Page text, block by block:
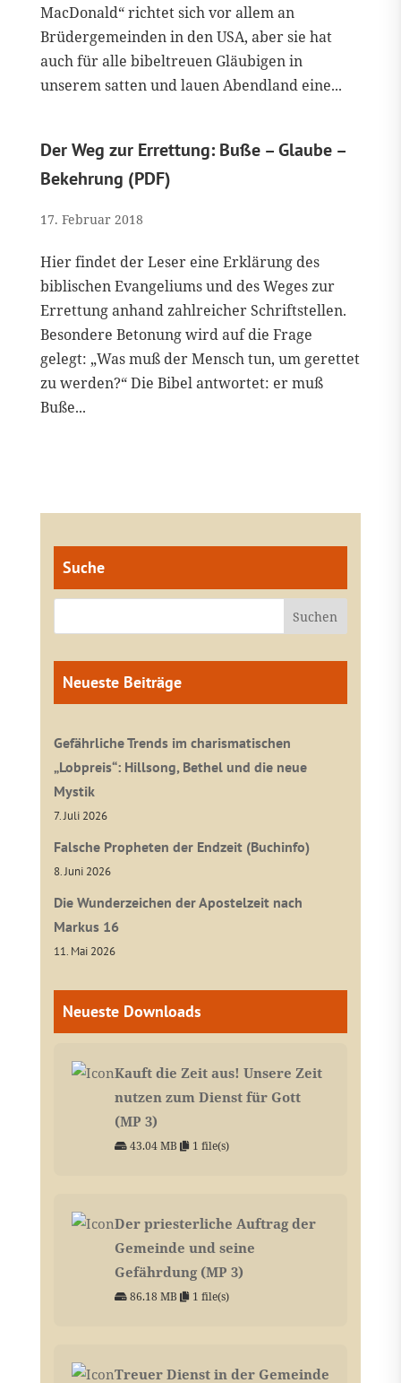
MacDonald“ richtet sich vor allem an
Brüdergemeinden in den USA, aber sie hat
auch für alle bibeltreuen Gläubigen in
unserem satten und lauen Abendland eine...
Der Weg zur Errettung: Buße – Glaube –
Bekehrung (PDF)
17. Februar 2018
Hier findet der Leser eine Erklärung des
biblischen Evangeliums und des Weges zur
Errettung anhand zahlreicher Schriftstellen.
Besondere Betonung wird auf die Frage
gelegt: „Was muß der Mensch tun, um gerettet
zu werden?“ Die Bibel antwortet: er muß
Buße...
Suche
Neueste Beiträge
Gefährliche Trends im charismatischen
„Lobpreis“: Hillsong, Bethel und die neue
Mystik
7. Juli 2026
Falsche Propheten der Endzeit (Buchinfo)
8. Juni 2026
Die Wunderzeichen der Apostelzeit nach
Markus 16
11. Mai 2026
Neueste Downloads
Kauft die Zeit aus! Unsere Zeit
nutzen zum Dienst für Gott
(MP 3)
43.04 MB 1 file(s)
Der priesterliche Auftrag der
Gemeinde und seine
Gefährdung (MP 3)
86.18 MB 1 file(s)
Treuer Dienst in der Gemeinde